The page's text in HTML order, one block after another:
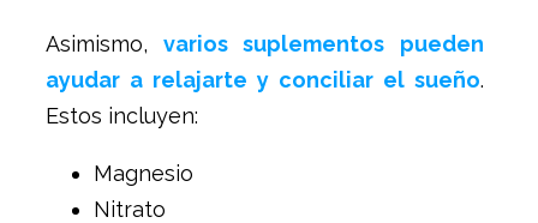
Asimismo,varios suplementos pueden
ayudar a relajarte y conciliar el sueño.
Estos incluyen:
Magnesio
Nitrato